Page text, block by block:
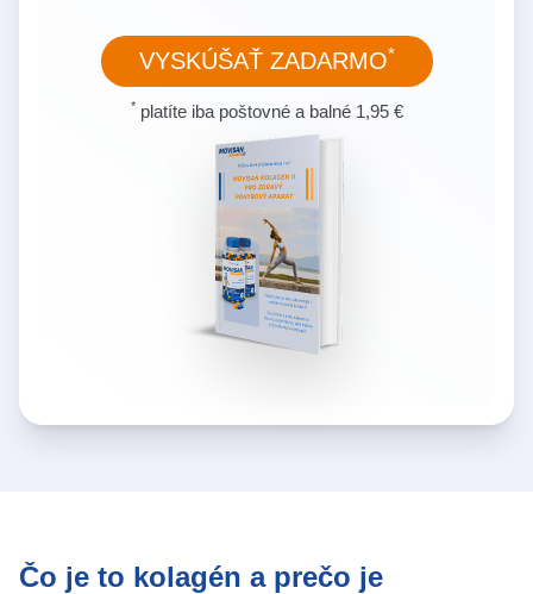
VYSKÚŠAŤ ZADARMO*
*platíte iba poštovné a balné 1,95 €
Čo je to kolagén a prečo je